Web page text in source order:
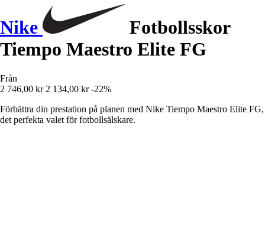
Nike
Fotbollsskor
Tiempo Maestro Elite FG
Från
2 746,00 kr 2 134,00 kr -22%
Förbättra din prestation på planen med Nike Tiempo Maestro Elite FG,
det perfekta valet för fotbollsälskare.